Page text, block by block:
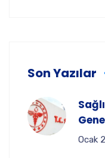
Son Yazılar
Ocak